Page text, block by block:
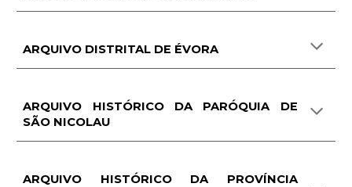
ARQUIVO DISTRITAL DE ÉVORA
ARQUIVO HISTÓRICO DA PARÓQUIA DE
SÃO NICOLAU
ARQUIVO HISTÓRICO DA PROVÍNCIA